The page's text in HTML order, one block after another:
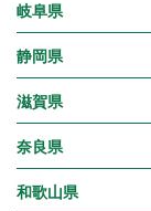
岐阜県
静岡県
滋賀県
奈良県
和歌山県